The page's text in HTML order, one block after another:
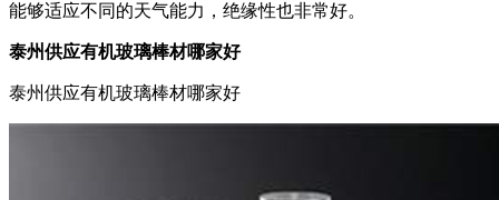
能够适应不同的天气能力，绝缘性也非常好。
泰州供应有机玻璃棒材哪家好
泰州供应有机玻璃棒材哪家好